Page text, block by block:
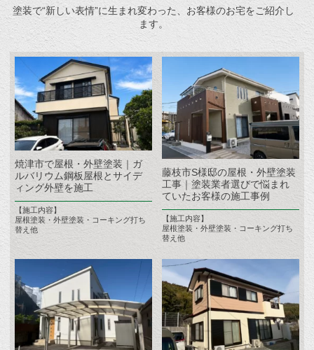
塗装で“新しい表情”に生まれ変わった、お客様のお宅をご紹介し
ます。
焼津市で屋根・外壁塗装｜ガ
ルバリウム鋼板屋根とサイデ
ィング外壁を施工
【施工内容】
屋根塗装・外壁塗装・コーキング打ち
替え他
藤枝市S様邸の屋根・外壁塗装
工事｜塗装業者選びで悩まれ
ていたお客様の施工事例
【施工内容】
屋根塗装・外壁塗装・コーキング打ち
替え他